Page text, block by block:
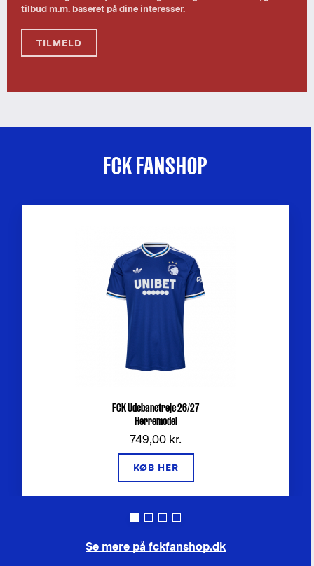
tilbud m.m. baseret på dine interesser.
TILMELD
FCK FANSHOP
FCK Udebanetrøje 26/27
Herremodel
749,00 kr.
KØB HER
Se mere på fckfanshop.dk